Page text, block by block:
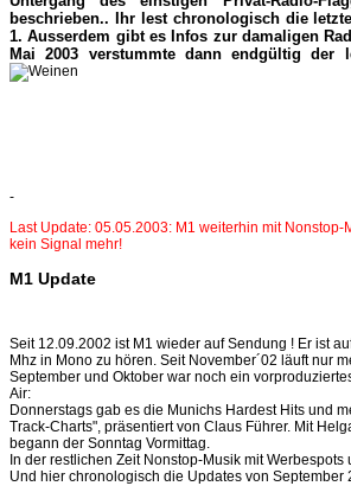
beschrieben.. Ihr lest chronologisch die
1. Ausserdem gibt es Infos zur damaligen
Mai 2003 verstummte dann endgültig der
-
Last Update: 05.05.2003: M1 weiterhin mit Nonstop-
kein Signal mehr!
M1 Update
Seit 12.09.2002 ist M1 wieder auf Sendung ! Er ist
Mhz in Mono zu hören. Seit November´02 läuft nur
September und Oktober war noch ein
Air:
Donnerstags gab es die Munichs Hardest Hits und
Track-Charts", präsentiert von Claus Führer. Mit
begann der Sonntag Vormittag.
In der restlichen Zeit Nonstop-Musik mit Werbespots
Und hier chronologisch die Updates von September